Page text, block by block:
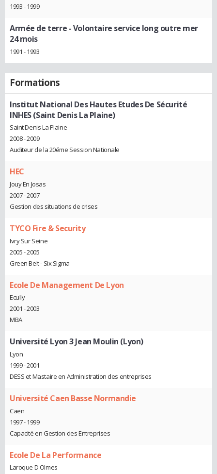
1993 - 1999
Armée de terre - Volontaire service long outre mer
24 mois
1991 - 1993
Formations
Institut National Des Hautes Etudes De Sécurité
INHES (Saint Denis La Plaine)
Saint Denis La Plaine
2008 - 2009
Auditeur de la 20éme Session Nationale
HEC
Jouy En Josas
2007 - 2007
Gestion des situations de crises
TYCO Fire & Security
Ivry Sur Seine
2005 - 2005
Green Belt - Six Sigma
Ecole De Management De Lyon
Ecully
2001 - 2003
MBA
Université Lyon 3 Jean Moulin (Lyon)
Lyon
1999 - 2001
DESS et Mastaire en Administration des entreprises
Université Caen Basse Normandie
Caen
1997 - 1999
Capacité en Gestion des Entreprises
Ecole De La Performance
Laroque D'Olmes